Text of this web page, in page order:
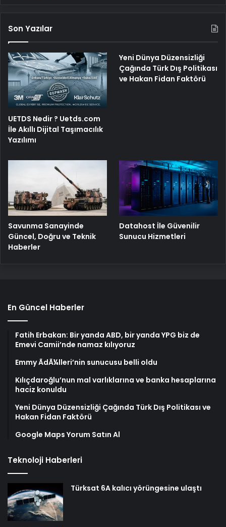
Son Yazılar
UETDS Nedir ? Uetds.com
İle Akıllı Dijital Taşımacılık
Yazılımı
Yeni Dünya Düzensizliği
Çağında Türk Dış Politikası
ve Hakan Fidan Faktörü
Savunma Sanayinde
Güncel, Doğru ve Teknik
Haberler
Datahost İle Güvenilir
Sunucu Hizmetleri
En Güncel Haberler
Fatih Erbakan: Bir yanda ABD, bir yanda YPG biz de
Emevi Camii’nde namaz kılıyoruz
Emmy ÃdÃ¼lleri’nin sunucusu belli oldu
Kılıçdaroğlu’nun mal varlıklarına ve banka hesaplarına
haciz konuldu
Yeni Dünya Düzensizliği Çağında Türk Dış Politikası ve
Hakan Fidan Faktörü
Google Maps Yorum Satın Al
Teknoloji Haberleri
Türksat 6A kalıcı yörüngesine ulaştı